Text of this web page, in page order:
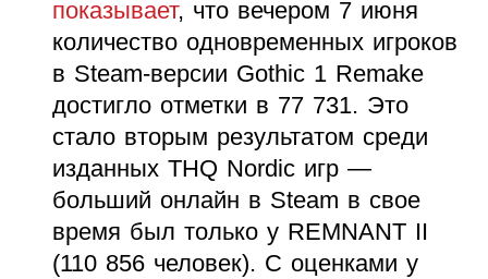
показывает, что вечером 7 июня
количество одновременных игроков
в Steam-версии Gothic 1 Remake
достигло отметки в 77 731. Это
стало вторым результатом среди
изданных THQ Nordic игр —
больший онлайн в Steam в свое
время был только у REMNANT II
(110 856 человек). С оценками у